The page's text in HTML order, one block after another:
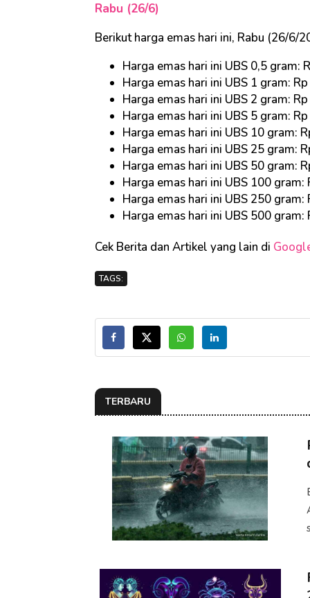
Rabu (26/6)
Berikut harga emas hari ini, Rabu (26/
Harga emas hari ini UBS 0,5 gram:
Harga emas hari ini UBS 1 gram:
Harga emas hari ini UBS 2 gram:
Harga emas hari ini UBS 5 gram:
Harga emas hari ini UBS 10 gram:
Harga emas hari ini UBS 25 gram:
Harga emas hari ini UBS 50 gram:
Harga emas hari ini UBS 100
Harga emas hari ini UBS 250
Harga emas hari ini UBS 500
Cek Berita dan Artikel yang lain di
TAGS:
TERBARU